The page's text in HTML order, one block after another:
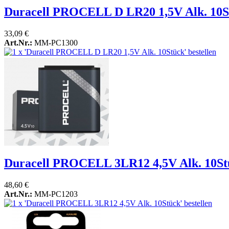
Duracell PROCELL D LR20 1,5V Alk.
33,09 €
Art.Nr.: MM-PC1300
Duracell PROCELL 3LR12 4,5V Alk.
48,60 €
Art.Nr.: MM-PC1203